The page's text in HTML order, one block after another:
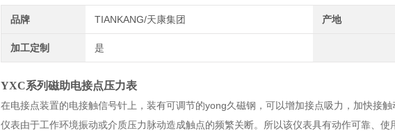
品牌 TIANKANG/天康集团 产地
加工定制 是
YXC系列磁助电接点压力表
在电接点装置的电接触信号针上，装有可调节的yong久磁钢，可以增加接点吸力，加快接
仪表由于工作环境振动或介质压力脉动造成触点的频繁关断。所以该仪表具有动作可靠、使